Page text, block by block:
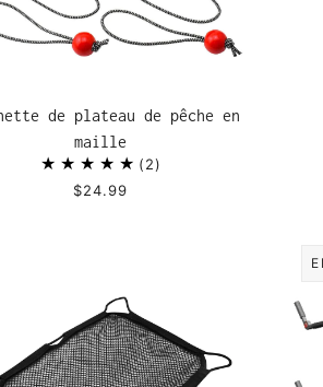
de plateau de pêche en
maille
2
$24.99